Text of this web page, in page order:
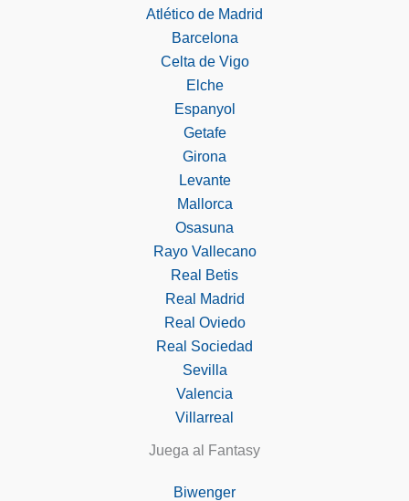
Atlético de Madrid
Barcelona
Celta de Vigo
Elche
Espanyol
Getafe
Girona
Levante
Mallorca
Osasuna
Rayo Vallecano
Real Betis
Real Madrid
Real Oviedo
Real Sociedad
Sevilla
Valencia
Villarreal
Juega al Fantasy
Biwenger